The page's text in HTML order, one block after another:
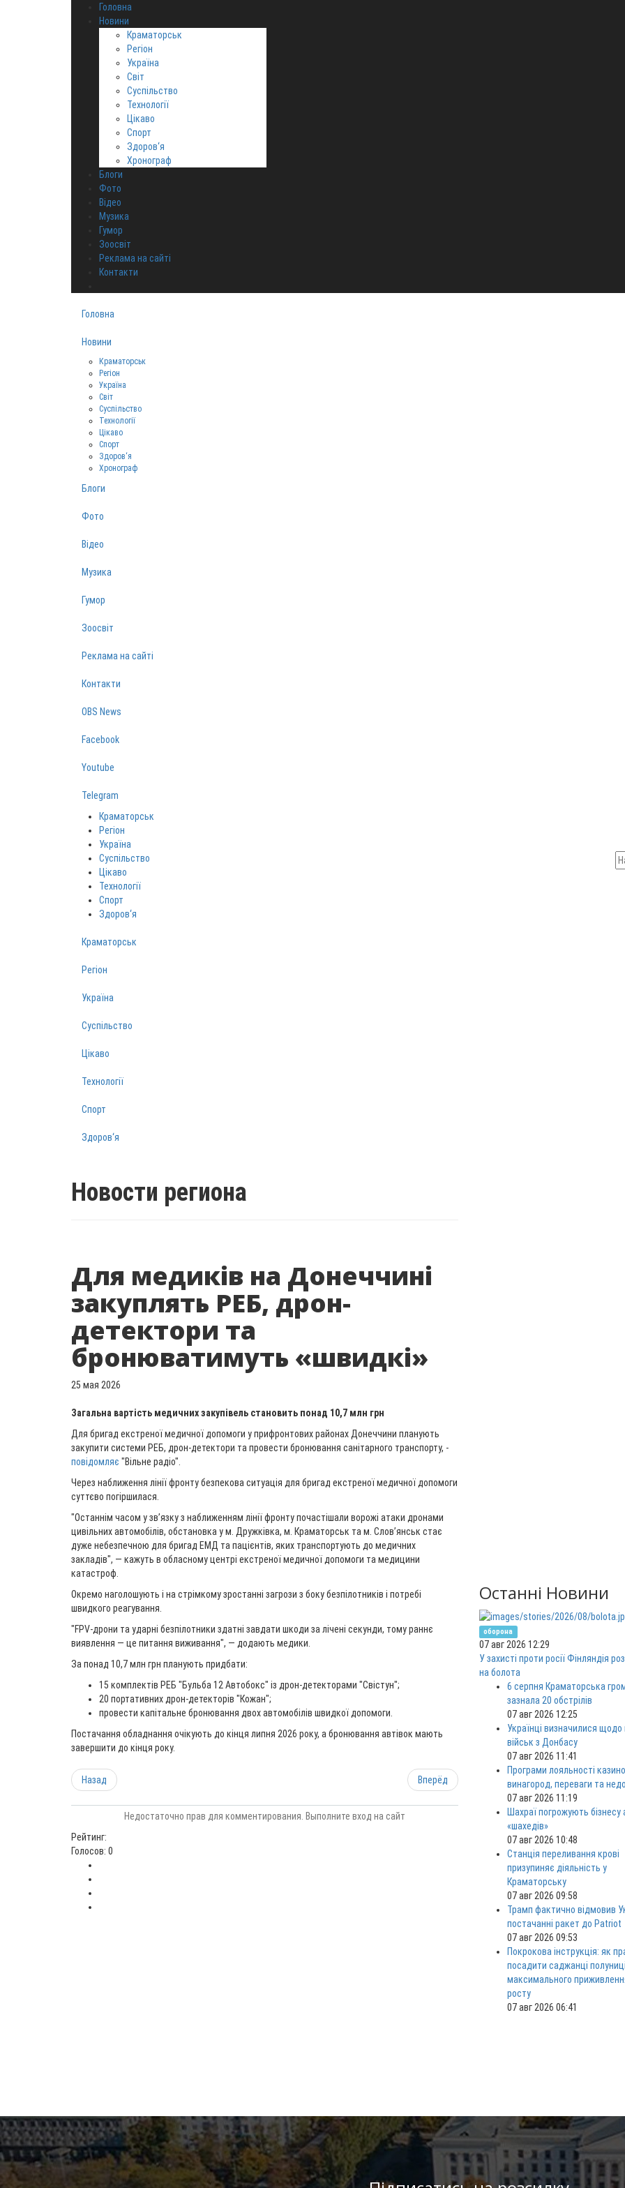
Головна
Новини
Краматорськ
Регіон
Україна
Світ
Суспільство
Технології
Цікаво
Спорт
Здоров‘я
Хронограф
Блоги
Фото
Відео
Музика
Гумор
Зоосвіт
Реклама на сайті
Контакти
Головна
Новини
Краматорськ
Регіон
Україна
Світ
Суспільство
Технології
Цікаво
Спорт
Здоров‘я
Хронограф
Блоги
Фото
Відео
Музика
Гумор
Зоосвіт
Реклама на сайті
Контакти
OBS News
Facebook
Youtube
Telegram
Краматорськ
Регіон
Україна
Суспільство
Цікаво
Технології
Спорт
Здоров‘я
Краматорськ
Регіон
Україна
Суспільство
Цікаво
Технології
Спорт
Здоров‘я
Новости региона
Для медиків на Донеччині
закуплять РЕБ, дрон-
детектори та
бронюватимуть «швидкі»
25 мая 2026
Загальна вартість медичних закупівель становить понад 10,7 млн грн
Для бригад екстреної медичної допомоги у прифронтових районах Донеччини планують
закупити системи РЕБ, дрон-детектори та провести бронювання санітарного транспорту, -
повідомляє "Вільне радіо".
Через наближення лінії фронту безпекова ситуація для бригад екстреної медичної допомоги
суттєво погіршилася.
"Останнім часом у зв’язку з наближенням лінії фронту почастішали ворожі атаки дронами
цивільних автомобілів, обстановка у м. Дружківка, м. Краматорськ та м. Слов’янськ стає
дуже небезпечною для бригад ЕМД та пацієнтів, яких транспортують до медичних
закладів", — кажуть в обласному центрі екстреної медичної допомоги та медицини
катастроф.
Окремо наголошують і на стрімкому зростанні загрози з боку безпілотників і потребі
швидкого реагування.
"FPV-дрони та ударні безпілотники здатні завдати шкоди за лічені секунди, тому раннє
виявлення — це питання виживання", — додають медики.
За понад 10,7 млн грн планують придбати:
15 комплектів РЕБ "Бульба 12 Автобокс" із дрон-детекторами "Свістун";
20 портативних дрон-детекторів "Кожан";
провести капітальне бронювання двох автомобілів швидкої допомоги.
Постачання обладнання очікують до кінця липня 2026 року, а бронювання автівок мають
завершити до кінця року.
Назад Вперёд
Недостаточно прав для комментирования. Выполните вход на сайт
Рейтинг:
Голосов: 0
Останні Новини
оборона
07 авг 2026 12:29
У захисті проти росії Фінляндія
на болота
6 серпня Краматорська
зазнала 20 обстрілів
07 авг 2026 12:25
Українці визначилися щодо
військ з Донбасу
07 авг 2026 11:41
Програми лояльності
винагород, переваги та
07 авг 2026 11:19
Шахраї погрожують бізнесу
«шахедів»
07 авг 2026 10:48
Станція переливання крові
призупиняє діяльність у
Краматорську
07 авг 2026 09:58
Трамп фактично відмовив
постачанні ракет до Patriot
07 авг 2026 09:53
Покрокова інструкція: як
посадити саджанці
максимального
росту
07 авг 2026 06:41